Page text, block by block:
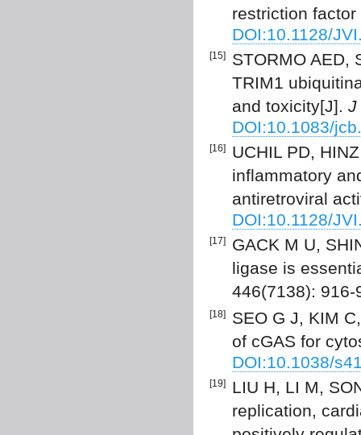
restriction
DOI:10.1128/
[15]
STORMO AED,
TRIM1
and toxicity[J]. J
DOI:10.1083/
[16]
UCHIL PD,
inflammatory
antiretroviral
DOI:10.1128/
[17]
GACK M U,
ligase is
446(7138):
[18]
SEO G J, KIM
of cGAS for
DOI:10.1038/
[19]
LIU H, LI M,
replication,